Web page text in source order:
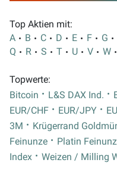
Top Aktien mit:
A
B C D E F G
Q
R S T U V W
Topwerte:
Bitcoin
L&S DAX Ind.
EUR/CHF
EUR/JPY
3M
Krügerrand
Feinunze
Platin
Index
Weizen / Milling